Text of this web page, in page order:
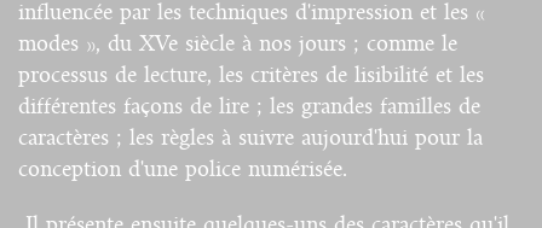
influencée par les techniques d'impression et les «
modes », du XVe siècle à nos jours ; comme le
processus de lecture, les critères de lisibilité et les
différentes façons de lire ; les grandes familles de
caractères ; les règles à suivre aujourd'hui pour la
conception d'une police numérisée.